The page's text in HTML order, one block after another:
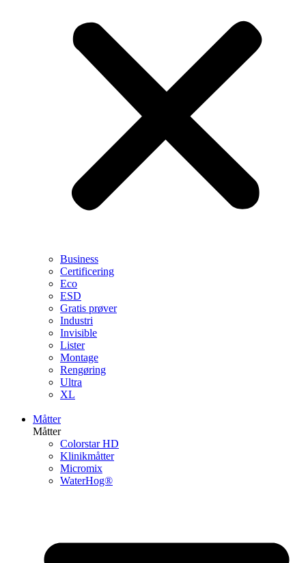
Business
Certificering
Eco
ESD
Gratis prøver
Industri
Invisible
Lister
Montage
Rengøring
Ultra
XL
Måtter
Måtter
Colorstar HD
Klinikmåtter
Micromix
WaterHog®